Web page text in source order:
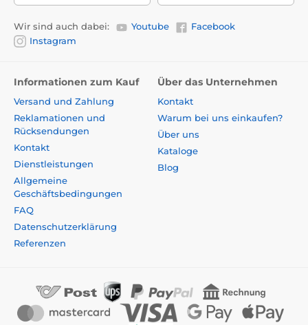
Wir sind auch dabei: Youtube
Facebook
Instagram
Informationen zum Kauf
Versand und Zahlung
Reklamationen und
Rücksendungen
Kontakt
Dienstleistungen
Allgemeine
Geschäftsbedingungen
FAQ
Datenschutzerklärung
Referenzen
Über das Unternehmen
Kontakt
Warum bei uns einkaufen?
Über uns
Kataloge
Blog